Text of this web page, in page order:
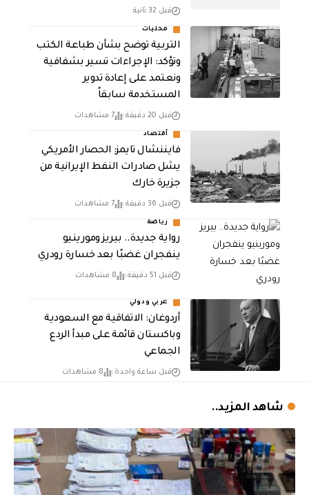
قبل 32 ثانية
محليات
التربية توضح بشأن طباعة الكتب
وتؤكد: الإجراءات تسير بشفافية
ونعتمد على إعادة تدوير
المستخدمة سابقاً
قبل 20 دقيقة 7 مشاهدات
أقتصاد
فايننشال تايمز: الحصار الأمريكي
يشل صادرات النفط الإيرانية من
جزيرة خارك
قبل 36 دقيقة 7 مشاهدات
رياضة
رواية جديدة.. بيريز ومورينيو
ينفجران غضبًا بعد خسارة رودري
قبل 51 دقيقة 8 مشاهدات
عربي ودولي
أردوغان: الاتفاقية مع السعودية
وباكستان قائمة على مبدأ الردع
الجماعي
قبل ساعة واحدة 8 مشاهدات
شاهد المزيد..